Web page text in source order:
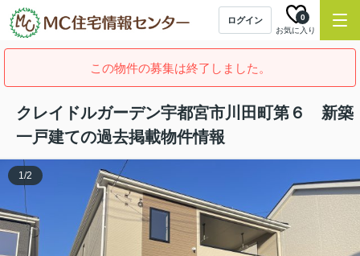
ログイン
お気に入り
0
この物件の募集は終了しました。
クレイドルガーデン宇都宮市川田町第６ 新築
一戸建ての過去掲載物件情報
1/2